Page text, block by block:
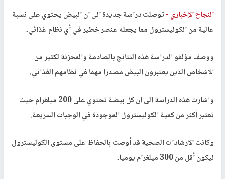
النجاح الإخباري -توصلت دراسة جديدة الى ان البيض يحتوي على نسبة
عالية من الكوليسترول مما يجعله عنصر خطير في أي نظام غذائي.
ووصف مؤلفو الدراسة هذه النتائج بالصادمة والمحزنة لكثير من
الاشخاص الذين يعتبرون البيض مصدرا مهما في نظامهم الغذائي.
واشارت هذه الدراسة الى ان كل بيضة تحتوي على 200 ميلغرام حيث
تعتبر أكثر من كمية الكوليسترول الموجودة في الوجبات السريعة.
وكانت الارشادات الصحية قد أوصت بالحفاظ على مستوى الكوليسترول
ليكون أقل من 300 ميلغرام يوميا.